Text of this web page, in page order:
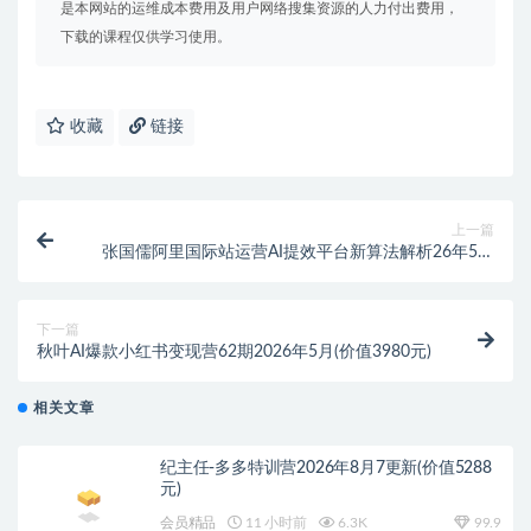
是本网站的运维成本费用及用户网络搜集资源的人力付出费用，
下载的课程仅供学习使用。
收藏 链接
上一篇
张国儒阿里国际站运营AI提效平台新算法解析26年5月
下一篇
秋叶AI爆款小红书变现营62期2026年5月(价值3980元)
相关文章
纪主任-多多特训营2026年8月7更新(价值5288
元)
会员精品 11 小时前 6.3K 99.9